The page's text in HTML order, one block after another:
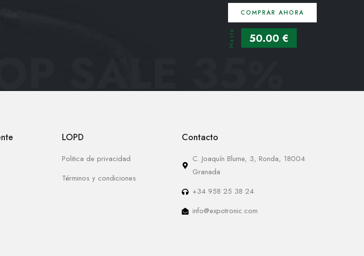
COMPRAR AHORA
Hasta 50.00 €
SALE 35%
LOPD
Politica de privacidad
Términos y condiciones
Contacto
C. Joaquín Blume, 3, Ronda, 18004
Granada
+34 958 25 38 24
info@expotronic.com